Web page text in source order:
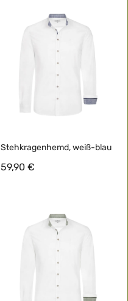
Stehkragenhemd, weiß-blau
59,90 €